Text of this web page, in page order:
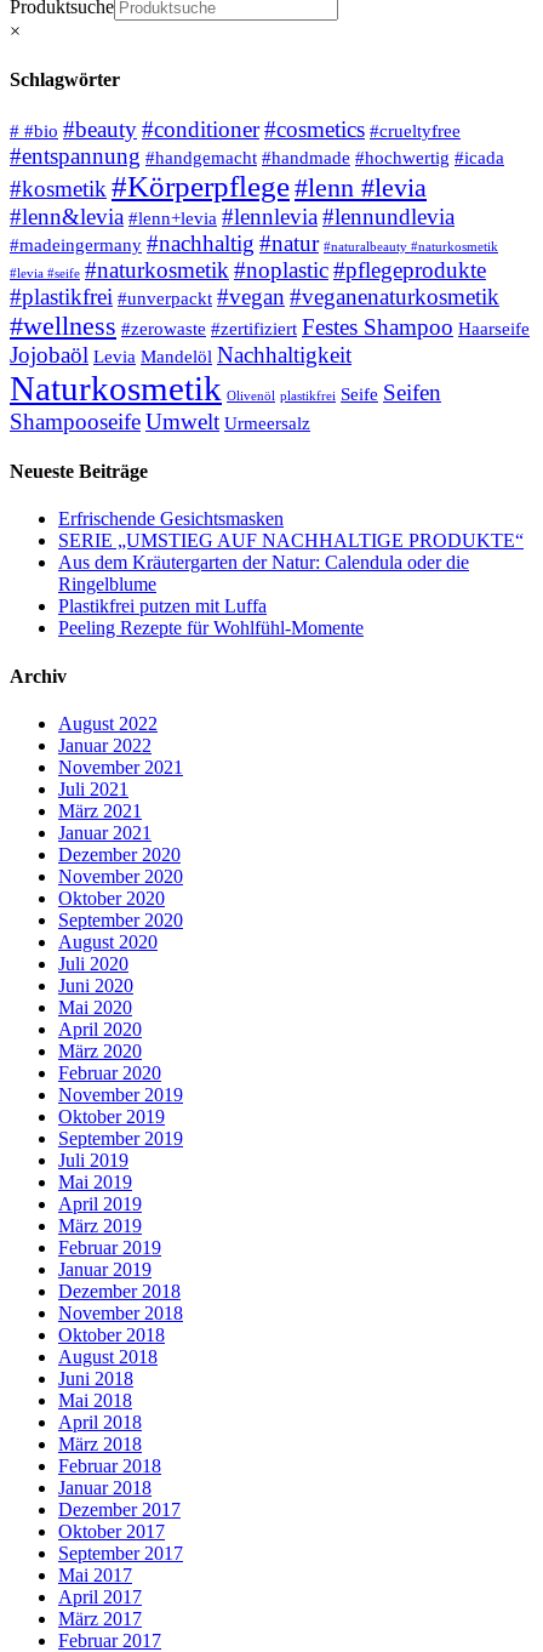
Produktsuche
×
Schlagwörter
# #bio #beauty#conditioner#cosmetics #crueltyfree
#entspannung #handgemacht #handmade #hochwertig #icada
#kosmetik #Körperpflege#lenn #levia
#lenn&levia #lenn+levia #lennlevia#lennundlevia
#madeingermany #nachhaltig #natur #naturalbeauty #naturkosmetik
#levia #seife #naturkosmetik #noplastic#pflegeprodukte
#plastikfrei #unverpackt #vegan #veganenaturkosmetik
#wellness #zerowaste #zertifiziert Festes Shampoo Haarseife
Jojobaöl Levia Mandelöl Nachhaltigkeit
Naturkosmetik Olivenöl plastikfrei Seife Seifen
ShampooseifeUmwelt Urmeersalz
Neueste Beiträge
Erfrischende Gesichtsmasken
SERIE „UMSTIEG AUF NACHHALTIGE PRODUKTE“
Aus dem Kräutergarten der Natur: Calendula oder die
Ringelblume
Plastikfrei putzen mit Luffa
Peeling Rezepte für Wohlfühl-Momente
Archiv
August 2022
Januar 2022
November 2021
Juli 2021
März 2021
Januar 2021
Dezember 2020
November 2020
Oktober 2020
September 2020
August 2020
Juli 2020
Juni 2020
Mai 2020
April 2020
März 2020
Februar 2020
November 2019
Oktober 2019
September 2019
Juli 2019
Mai 2019
April 2019
März 2019
Februar 2019
Januar 2019
Dezember 2018
November 2018
Oktober 2018
August 2018
Juni 2018
Mai 2018
April 2018
März 2018
Februar 2018
Januar 2018
Dezember 2017
Oktober 2017
September 2017
Mai 2017
April 2017
März 2017
Februar 2017